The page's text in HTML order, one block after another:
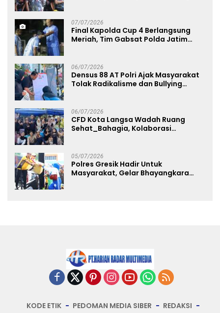
07/07/2026
Final Kapolda Cup 4 Berlangsung
Meriah, Tim Gabsat Polda Jatim
06/07/2026
Densus 88 AT Polri Ajak Masyarakat
Tolak Radikalisme dan Bullying
06/07/2026
CFD Kota Langsa Wadah Ruang
Sehat_Bahagia, Kolaborasi
05/07/2026
Polres Gresik Hadir Untuk
Masyarakat, Gelar Bhayangkara
KODE ETIK PEDOMAN MEDIA SIBER
REDAKSI